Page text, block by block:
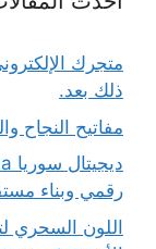
متجرك
ذلك بعد.
مفاتيح النجاح
رقمي وبناء
اللون السحري